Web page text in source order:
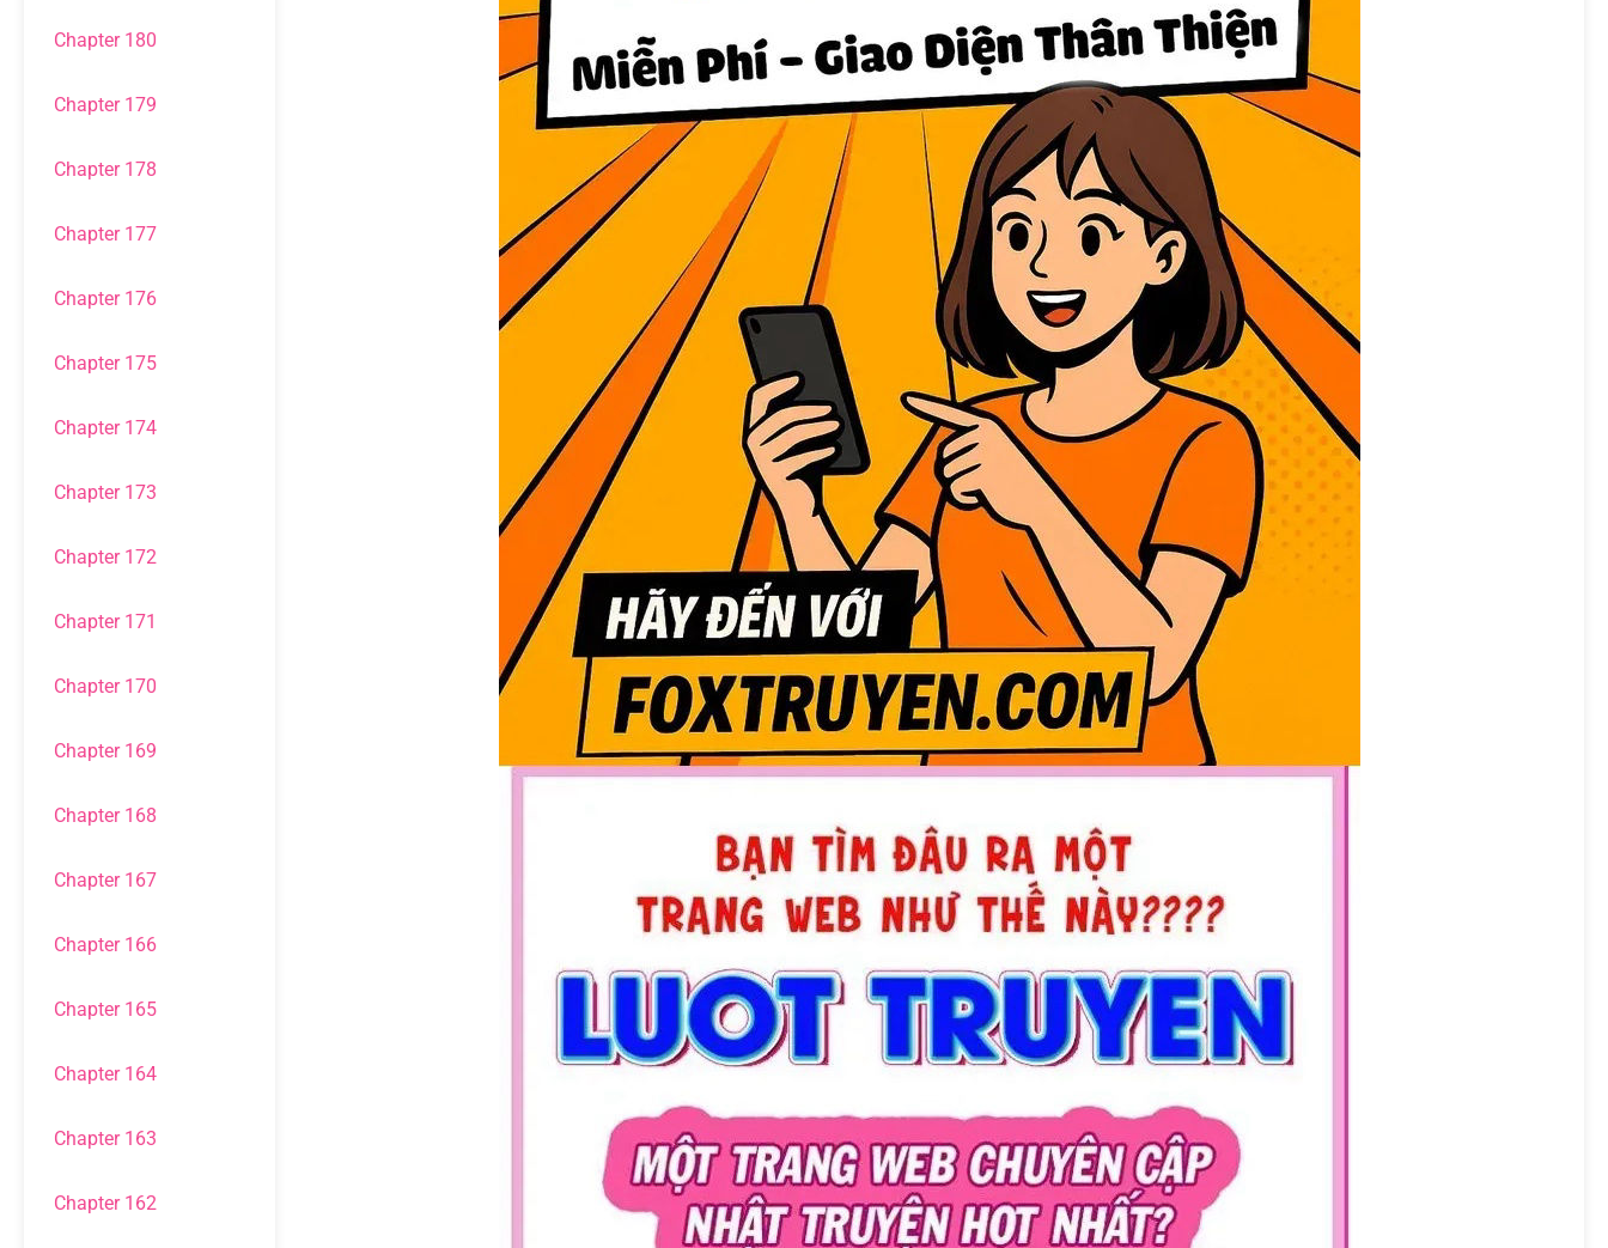
Chapter 180
Chapter 179
Chapter 178
Chapter 177
Chapter 176
Chapter 175
Chapter 174
Chapter 173
Chapter 172
Chapter 171
Chapter 170
Chapter 169
Chapter 168
Chapter 167
Chapter 166
Chapter 165
Chapter 164
Chapter 163
Chapter 162